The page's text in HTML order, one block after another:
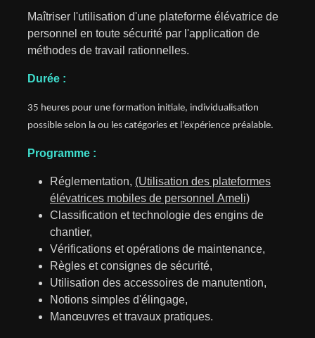
Maîtriser l'utilisation d'une plateforme élévatrice de
personnel en toute sécurité par l'application de
méthodes de travail rationnelles.
Durée :
35 heures pour une formation initiale, individualisation
possible selon la ou les catégories et l'expérience préalable.
Programme :
Réglementation, (Utilisation des plateformes
élévatrices mobiles de personnel Ameli)
Classification et technologie des engins de
chantier,
Vérifications et opérations de maintenance,
Règles et consignes de sécurité,
Utilisation des accessoires de manutention,
Notions simples d'élingage,
Manœuvres et travaux pratiques.